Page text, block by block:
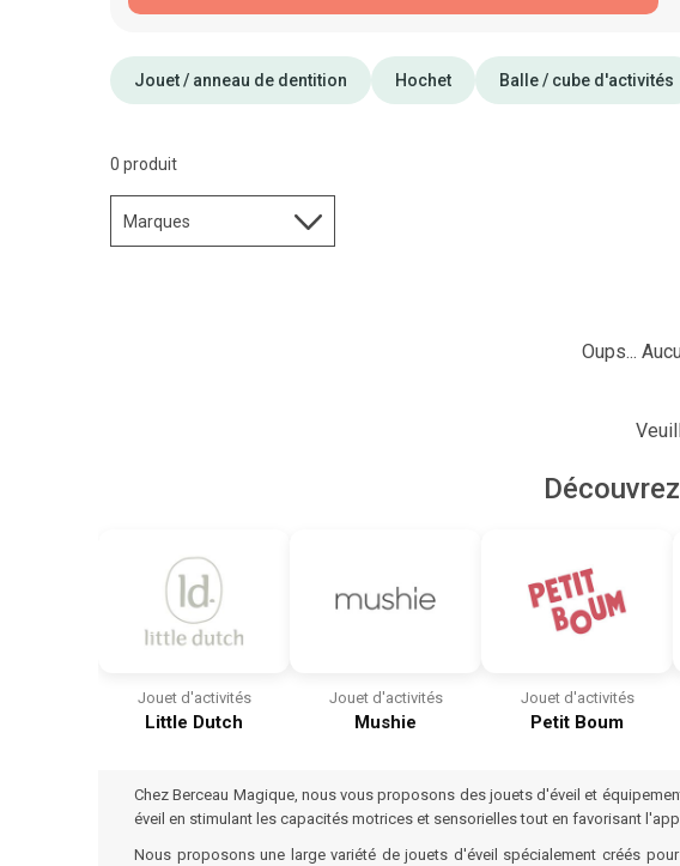
Jouet / anneau de dentition Hochet Balle / cube d'activités
0 produit
Marques
Oups...
Jouet d'activités
Little Dutch
Jouet d'activités
Mushie
Jouet d'activités
Petit Boum
Chez Berceau Magique, nous vous proposons des jouets d'éveil et
éveil en stimulant les capacités motrices et sensorielles tout en favorisant
Nous proposons une large variété de jouets d'éveil spécialement créés